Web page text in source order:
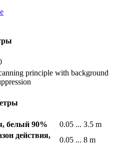
principle with background
белый 90%
0.05 ... 3.5 m
действия,
0.05 ... 8 m